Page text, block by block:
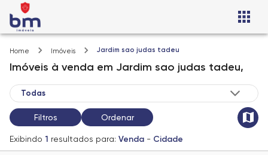
Home Imóveis Jardim sao judas tadeu
Imóveis à venda em Jardim sao judas tadeu,
Filtros Ordenar
Exibindo 1 resultados para: Venda - Cidade